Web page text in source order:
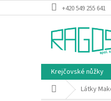
na
+420 549 255 641
Krejčovské nůžky
Domů Látky